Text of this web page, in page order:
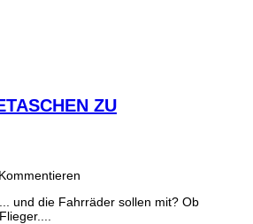
ZU
und die Fahrräder sollen mit? Ob